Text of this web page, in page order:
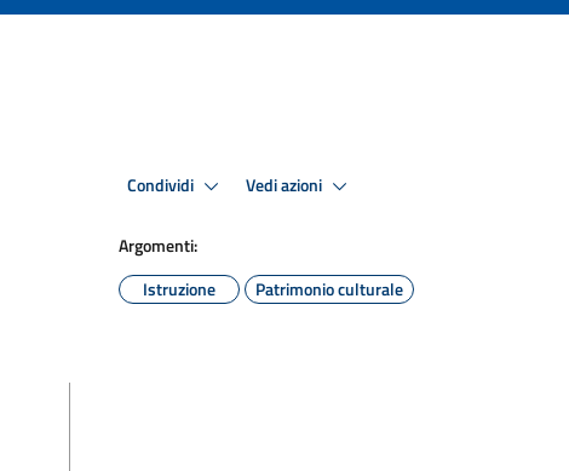
Condividi Vedi azioni
Argomenti:
Istruzione
Patrimonio culturale